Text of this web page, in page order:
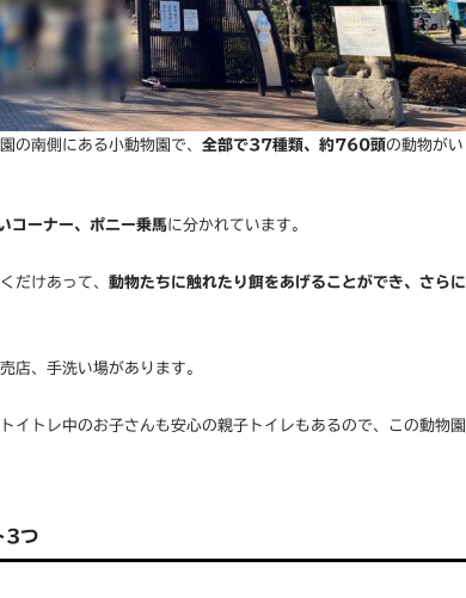
の南側にある小動物園で、 全部で37種類、約760頭の動物がい
コーナー、ポニー乗馬に分かれています。
だけあって、 動物たちに触れたり餌をあげることができ、さらに
店、手洗い場があります。
イトレ中のお子さんも安心の親子トイレもあるので、この動物園
3つ